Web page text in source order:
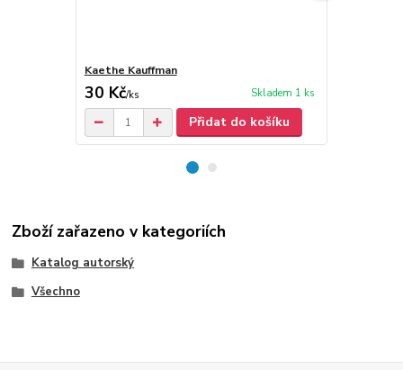
Kaethe Kauffman
30 Kč/ks Skladem 1 ks
Přidat do košíku
Zboží zařazeno v kategoriích
Katalog autorský
Všechno